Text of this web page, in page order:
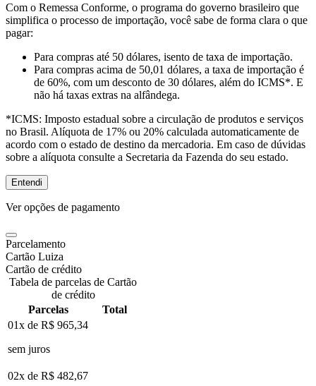
Com o Remessa Conforme, o programa do governo brasileiro que
simplifica o processo de importação, você sabe de forma clara o que
pagar:
Para compras até 50 dólares, isento de taxa de importação.
Para compras acima de 50,01 dólares, a taxa de importação é
de 60%, com um desconto de 30 dólares, além do ICMS*. E
não há taxas extras na alfândega.
*ICMS: Imposto estadual sobre a circulação de produtos e serviços
no Brasil. Alíquota de 17% ou 20% calculada automaticamente de
acordo com o estado de destino da mercadoria. Em caso de dúvidas
sobre a alíquota consulte a Secretaria da Fazenda do seu estado.
Entendi
Ver opções de pagamento
Parcelamento
Cartão Luiza
Cartão de crédito
Tabela de parcelas de Cartão
de crédito
Parcelas
Total
01x de R$ 965,34
sem juros
02x de R$ 482,67